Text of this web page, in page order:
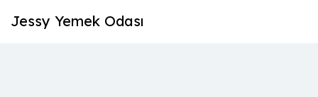
Jessy Yemek Odası